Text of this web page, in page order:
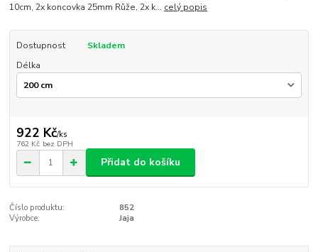
10cm, 2x koncovka 25mm Růže, 2x k... celý popis
Dostupnost
Skladem
Délka
922 Kč/ks
762 Kč bez DPH
Přidat do košíku
Číslo produktu:
852
Výrobce:
Jaja